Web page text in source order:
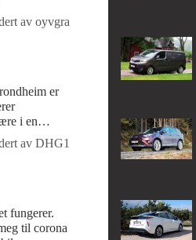
av oyvgra
er
i en
av DHG1
fungerer.